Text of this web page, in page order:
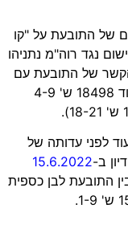
של התובעת על "קו
נגד רוה"מ נתניהו
של התובעת עם
עמוד 18498 ש' 4-9
לפני עדותה של
ב-15.6.2022
הקשר שבין התובעת לבן כספית